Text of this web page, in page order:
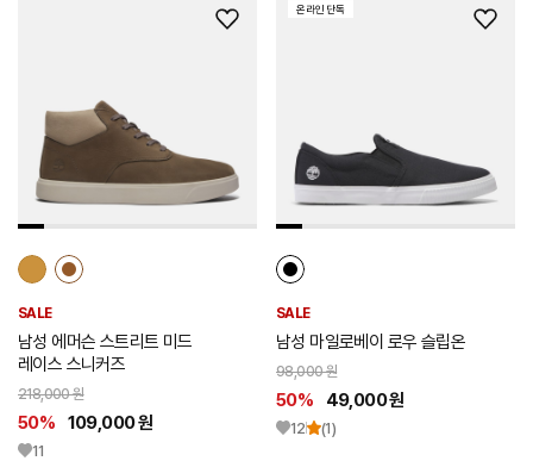
위
추
가
SALE
남성 에머슨 스트리트 미드
레이스 스니커즈
218,000 원
50% 109,000 원
11
위
추
가
온라인 단독
SALE
남성 마일로베이 로우 슬립온
98,000 원
50% 49,000 원
12 (1)